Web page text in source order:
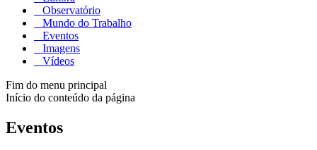
Observatório
Mundo do Trabalho
Eventos
Imagens
Vídeos
Fim do menu principal
Início do conteúdo da página
Eventos